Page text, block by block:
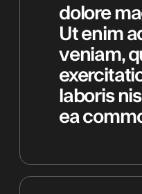
dolore
Ut enim
veniam,
laboris
ea